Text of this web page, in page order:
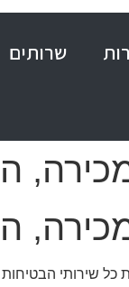
שרותים